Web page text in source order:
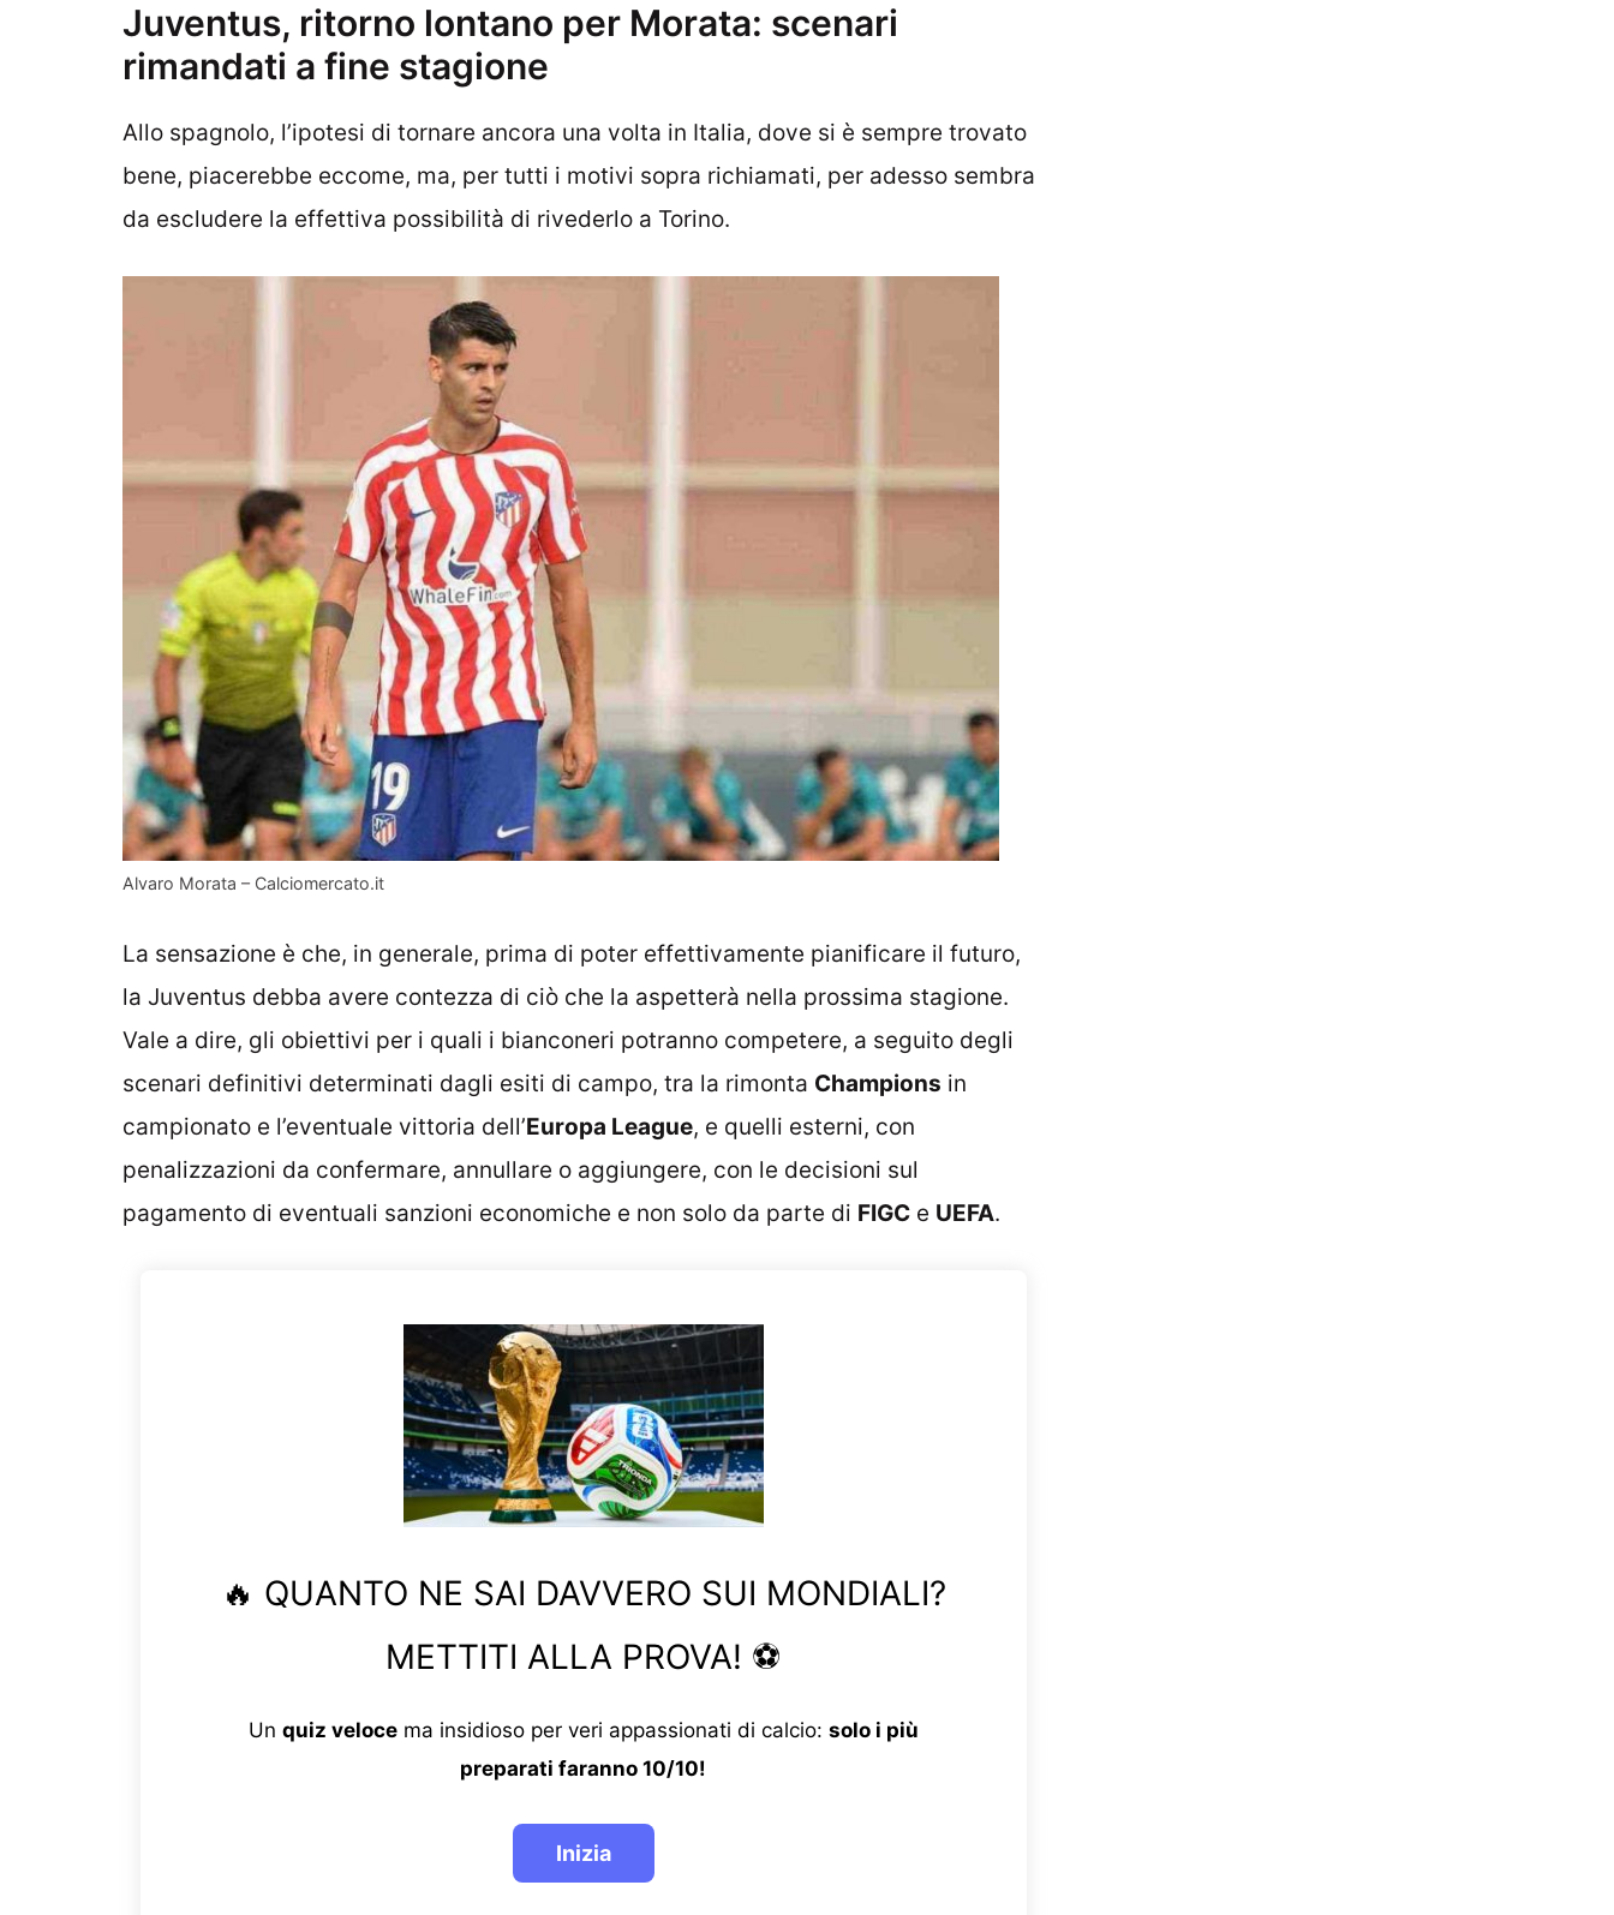
Juventus, ritorno lontano per Morata: scenari
rimandati a fine stagione
Allo spagnolo, l’ipotesi di tornare ancora una volta in Italia, dove si è sempre trovato
bene, piacerebbe eccome, ma, per tutti i motivi sopra richiamati, per adesso sembra
da escludere la effettiva possibilità di rivederlo a Torino.
Alvaro Morata – Calciomercato.it
La sensazione è che, in generale, prima di poter effettivamente pianificare il futuro,
la Juventus debba avere contezza di ciò che la aspetterà nella prossima stagione.
Vale a dire, gli obiettivi per i quali i bianconeri potranno competere, a seguito degli
scenari definitivi determinati dagli esiti di campo, tra la rimonta Champions in
campionato e l’eventuale vittoria dell’Europa League, e quelli esterni, con
penalizzazioni da confermare, annullare o aggiungere, con le decisioni sul
pagamento di eventuali sanzioni economiche e non solo da parte di FIGC e UEFA.
🔥 QUANTO NE SAI DAVVERO SUI MONDIALI?
METTITI ALLA PROVA! ⚽
Un quiz velocema insidioso per veri appassionati di calcio: solo i più
preparati faranno 10/10!